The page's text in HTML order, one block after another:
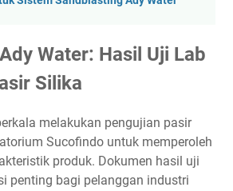
Water: Hasil Uji Lab
Silika
melakukan pengujian pasir
Sucofindo untuk memperoleh
produk. Dokumen hasil uji
penting bagi pelanggan industri